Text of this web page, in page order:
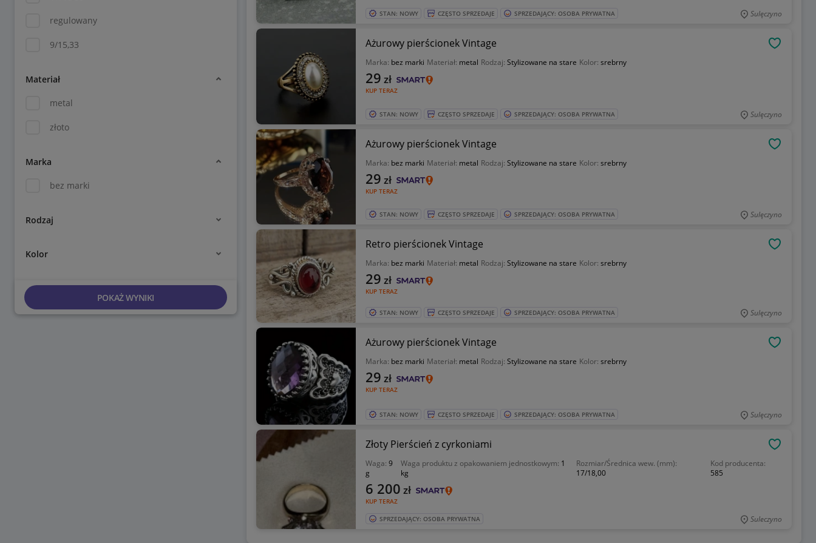
regulowany
9/15,33
Materiał
metal
złoto
Marka
bez marki
Rodzaj
Kolor
POKAŻ WYNIKI
STAN: NOWY CZĘSTO SPRZEDAJE SPRZEDAJĄCY: OSOBA PRYWATNA Sulęczyno
Ażurowy pierścionek Vintage
Marka: bez marki Materiał: metal Rodzaj: Stylizowane na stare Kolor: srebrny
KUP TERAZ
29 zł
STAN: NOWY CZĘSTO SPRZEDAJE SPRZEDAJĄCY: OSOBA PRYWATNA Sulęczyno
Ażurowy pierścionek Vintage
Marka: bez marki Materiał: metal Rodzaj: Stylizowane na stare Kolor: srebrny
KUP TERAZ
29 zł
STAN: NOWY CZĘSTO SPRZEDAJE SPRZEDAJĄCY: OSOBA PRYWATNA Sulęczyno
Retro pierścionek Vintage
Marka: bez marki Materiał: metal Rodzaj: Stylizowane na stare Kolor: srebrny
KUP TERAZ
29 zł
STAN: NOWY CZĘSTO SPRZEDAJE SPRZEDAJĄCY: OSOBA PRYWATNA Sulęczyno
Ażurowy pierścionek Vintage
Marka: bez marki Materiał: metal Rodzaj: Stylizowane na stare Kolor: srebrny
KUP TERAZ
29 zł
STAN: NOWY CZĘSTO SPRZEDAJE SPRZEDAJĄCY: OSOBA PRYWATNA Sulęczyno
Złoty Pierścień z cyrkoniami
Waga: 9
g
Waga produktu z opakowaniem jednostkowym: 1
kg
Rozmiar/Średnica wew. (mm):
17/18,00
Kod producenta:
585
KUP TERAZ
6 200 zł
SPRZEDAJĄCY: OSOBA PRYWATNA Suleczyno